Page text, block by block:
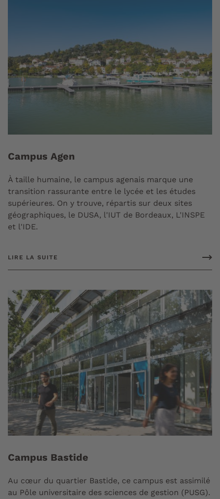
Campus Agen
À taille humaine, le campus agenais marque une
transition rassurante entre le lycée et les études
supérieures. On y trouve, répartis sur deux sites
géographiques, le DUSA, l'IUT de Bordeaux, L'INSPE
et l'IDE.
LIRE LA SUITE
Campus Bastide
Au cœur du quartier Bastide, ce campus est assimilé
au Pôle universitaire des sciences de gestion (PUSG).